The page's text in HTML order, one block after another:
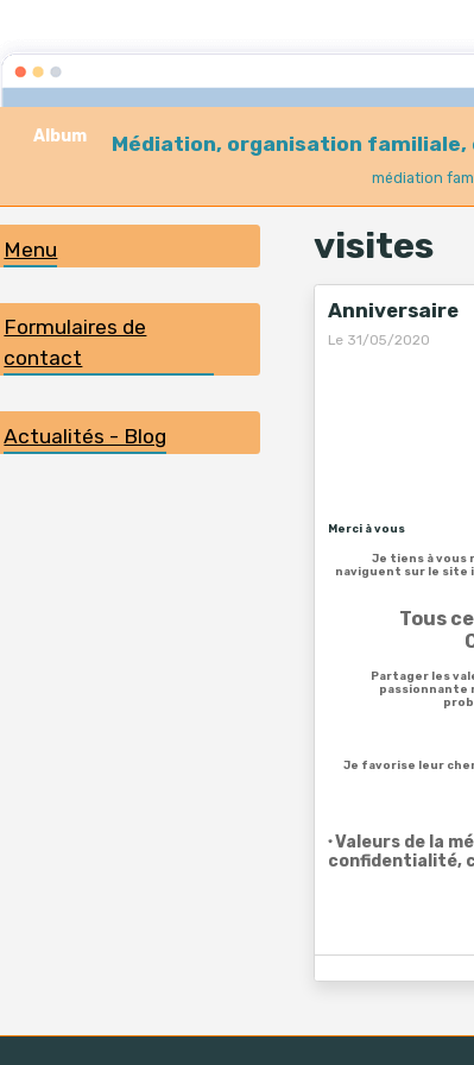
Accueil
Médiations
Album Médiation, organisation
médiation
visites
Anniversaire
Le 31/05/2020
Merci à vous
Je tiens àvous
naviguent sur le
Tous
Partager les
passionnante
Je favorise leur
*Valeurs de la
confidentialité,
Menu
Formulaires de
contact
Actualités - Blog